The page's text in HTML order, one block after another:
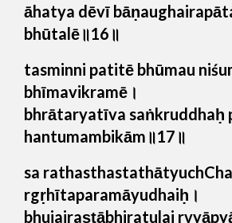
āhatya dēvī
bhūtalē॥16॥
tasminni patitē bhūmau
bhīmavikramē।
bhrātaryatīva saṅkruddhaḥ
hantumambikām॥17॥
sa
rgṛhītaparamāyudhaiḥ।
bhujairaṣṭābhiratulai